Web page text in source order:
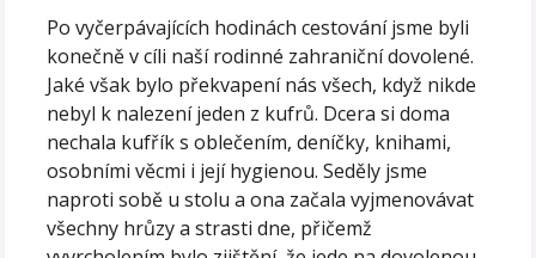
Po vyčerpávajících hodinách cestování jsme byli
konečně v cíli naší rodinné zahraniční dovolené.
Jaké však bylo překvapení nás všech, když nikde
nebyl k nalezení jeden z kufrů. Dcera si doma
nechala kufřík s oblečením, deníčky, knihami,
osobními věcmi i její hygienou. Seděly jsme
naproti sobě u stolu a ona začala vyjmenovávat
všechny hrůzy a strasti dne, přičemž